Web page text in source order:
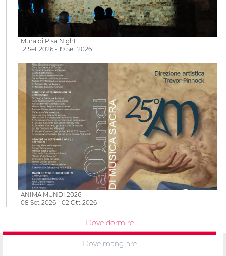
Mura di Pisa Night…
12 Set 2026 - 19 Set 2026
ANIMA MUNDI 2026
08 Set 2026 - 02 Ott 2026
Dove dormire
Dove mangiare